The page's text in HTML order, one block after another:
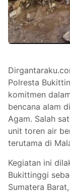
Polresta
komitmen
bencana alam
Agam. Salah
unit toren air
terutama di
Kegiatan ini
Bukittinggi
Sumatera